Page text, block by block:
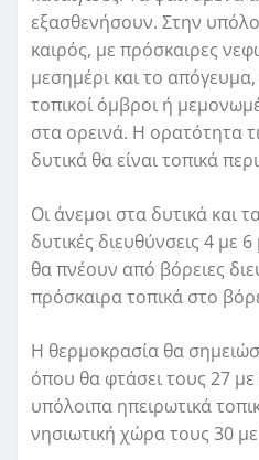
εξασθενήσουν. Στην
καιρός, με πρόσκαιρες
μεσημέρι και το
τοπικοί όμβροι ή
στα ορεινά. Η ορατότητα
δυτικά θα είναι τοπικά
Οι άνεμοι στα δυτικά και
δυτικές διευθύνσεις 4 με
θα πνέουν από βόρειες
πρόσκαιρα τοπικά στο
Η θερμοκρασία θα
όπου θα φτάσει τους 27
υπόλοιπα ηπειρωτικά
νησιωτική χώρα τους 30